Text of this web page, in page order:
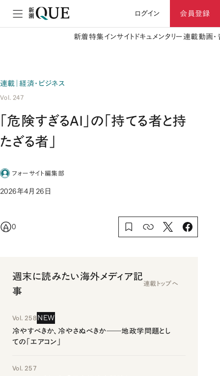
ログイン 会員登録
新着特集 インサイト ドキュメンタリー 連載動画
連載｜経済・ビジネス
Vol. 247
「危険すぎるAI」の「持てる者と持
たざる者」
フォーサイト編集部
2026年4月26日
0
週末に読みたい海外メディア記
事
連載トップへ
Vol. 258 NEW
冷やすべきか、冷やさぬべきか――地政学問題とし
ての「エアコン」
Vol. 257